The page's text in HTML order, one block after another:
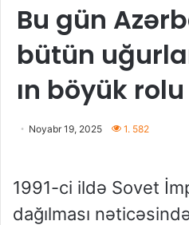
Bu gün
bütün
ın böyük
Noyabr 19, 2025 1. 582
1991-ci ildə Sovet
dağılması